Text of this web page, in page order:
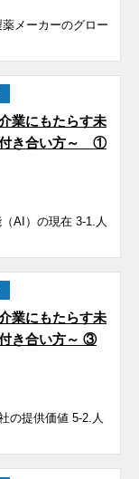
メーカーのグロー
業にもたらす未
付き合い方～ ①
AI）の現在 3-1.人
業にもたらす未
き合い方～ ③
の提供価値 5-2.人